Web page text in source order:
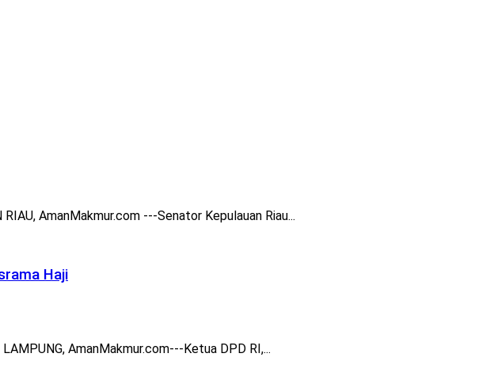
AmanMakmur.com ---Senator Kepulauan Riau...
Haji
AmanMakmur.com---Ketua DPD RI,...